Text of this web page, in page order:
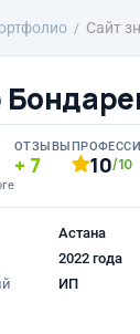
Сайт
ОТЗЫВЫ
7 10/10
Астана
2022 года
ИП